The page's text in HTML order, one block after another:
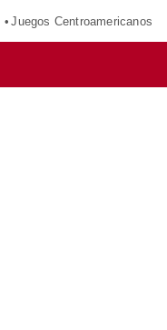
Juegos Centroamericanos